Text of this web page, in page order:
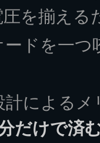
を揃える
ドを一
によるメ
だけで済